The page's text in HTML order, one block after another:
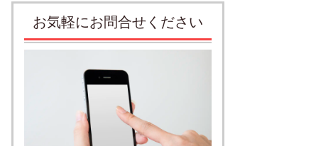
お気軽にお問合せください